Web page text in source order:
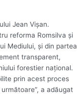
Jean Vişan.
reforma Romsilva şi
Mediului, şi din partea
transparent,
forestier naţional.
prin acest proces
a adăugat